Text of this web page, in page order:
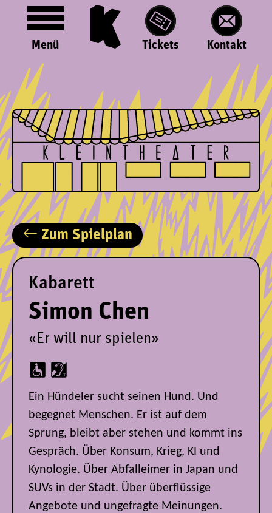
Menü Tickets Kontakt
Zum Spielplan
Kabarett
Simon Chen
«Er will nur spielen»
Ein Hündeler sucht seinen Hund. Und
begegnet Menschen. Er ist auf dem
Sprung, bleibt aber stehen und kommt ins
Gespräch. Über Konsum, Krieg, KI und
Kynologie. Über Abfalleimer in Japan und
SUVs in der Stadt. Über überflüssige
Angebote und ungefragte Meinungen.